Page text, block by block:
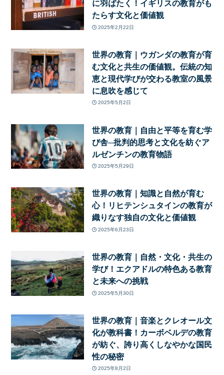
に羽ばたく！イギリスの教育がも
たらす文化と価値観
2025年2月22日
世界の教育｜ウガンダの教育が育
む文化と共生の価値観。伝統の知
恵と現代学びが交わる教室の風景
に息吹を感じて
2025年5月2日
世界の教育｜自由と平等を育む学
び舎─批判的思考と文化を紡ぐア
ルゼンチンの教育物語
2025年5月29日
世界の教育｜知識と自然が育む
心！リヒテンシュタインの教育が
織りなす独自の文化と価値観
2025年6月23日
世界の教育｜自然・文化・共生の
学び！エクアドルの特色ある教育
と未来への挑戦
2025年5月30日
世界の教育｜音楽とクレオール文
化が教科書！カーボベルデの教育
が紡ぐ、誇り高くしなやかな国民
性の秘密
2025年8月2日